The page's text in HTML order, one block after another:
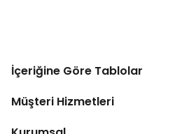
İçeriğine Göre Tablolar
Müşteri Hizmetleri